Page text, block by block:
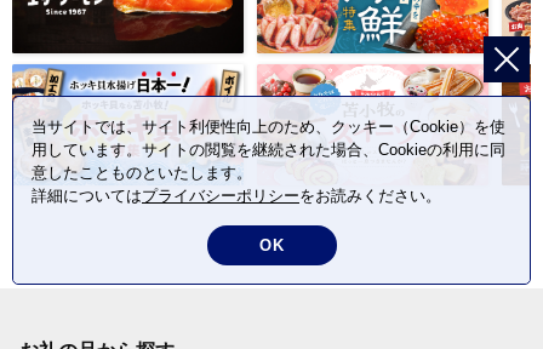
当サイトでは、サイト利便性向上のため、クッキー（Cookie）を使
用しています。サイトの閲覧を継続された場合、Cookieの利用に同
意したことものといたします。
詳細についてはプライバシーポリシーをお読みください。
OK